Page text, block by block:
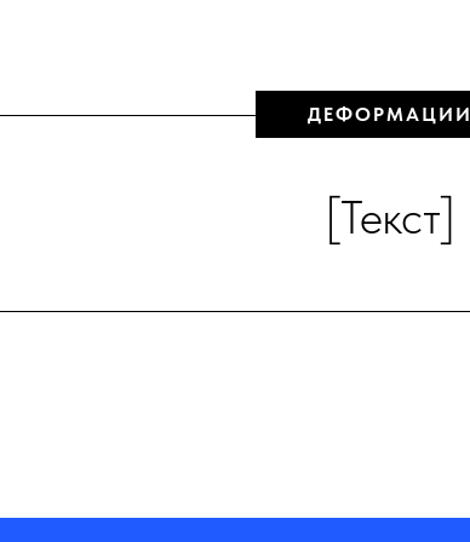
ДЕФОРМАЦИИ
[Текст]